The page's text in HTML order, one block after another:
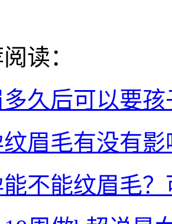
读：
后可以要孩
毛有没有影
能纹眉毛？